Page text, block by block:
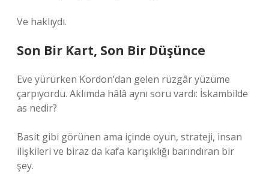
Ve haklıydı.
Son Bir Kart, Son Bir Düşünce
Eve yürürken Kordon’dan gelen rüzgâr yüzüme
çarpıyordu. Aklımda hâlâ aynı soru vardı: İskambilde
as nedir?
Basit gibi görünen ama içinde oyun, strateji, insan
ilişkileri ve biraz da kafa karışıklığı barındıran bir
şey.